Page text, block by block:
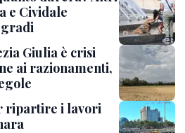
e Cividale
gradi
Giulia è crisi
ai razionamenti,
ripartire i lavori